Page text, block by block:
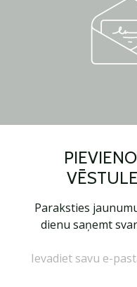
Paraksties
dienu saņemt